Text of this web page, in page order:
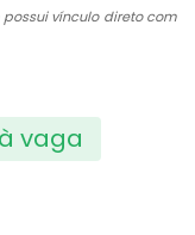
vínculo direto com
vaga